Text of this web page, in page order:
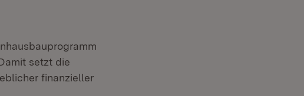
setzt die
finanzieller